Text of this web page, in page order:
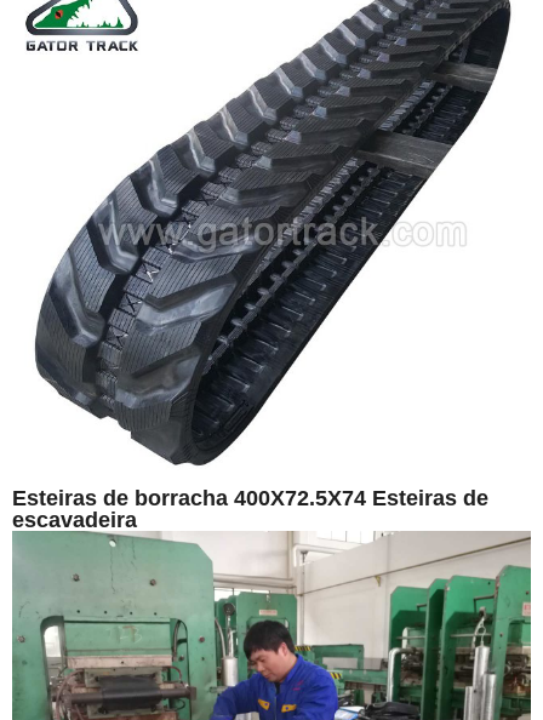
Esteiras de borracha 400X72.5X74 Esteiras de
escavadeira